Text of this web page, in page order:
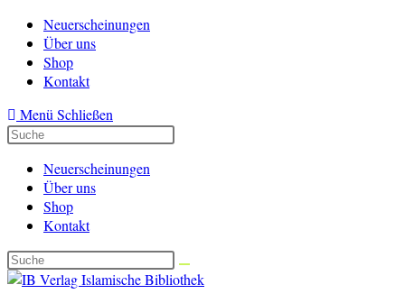
Zum
Inhalt
springen
Neuerscheinungen
Über uns
Shop
Kontakt
Menü Schließen
Neuerscheinungen
Über uns
Shop
Kontakt